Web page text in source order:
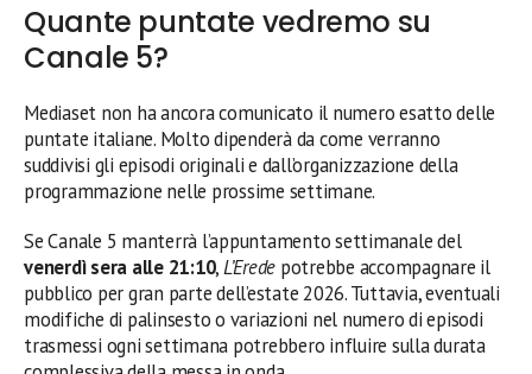
Quante puntate vedremo su
Canale 5?
Mediaset non ha ancora comunicato il numero esatto delle
puntate italiane. Molto dipenderà da come verranno
suddivisi gli episodi originali e dall’organizzazione della
programmazione nelle prossime settimane.
Se Canale 5 manterrà l’appuntamento settimanale del
venerdì sera alle 21:10,L’Erede potrebbe accompagnare il
pubblico per gran parte dell’estate 2026. Tuttavia, eventuali
modifiche di palinsesto o variazioni nel numero di episodi
trasmessi ogni settimana potrebbero influire sulla durata